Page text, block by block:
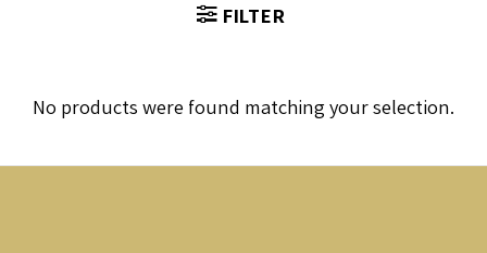
FILTER
No products were found matching your selection.